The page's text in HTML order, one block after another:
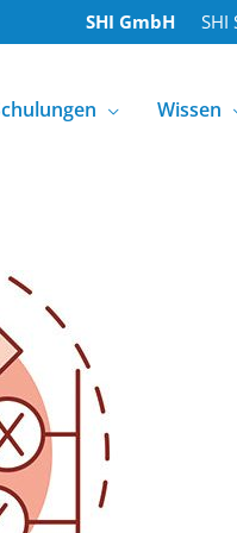
SHI GmbH SHI
Wissen